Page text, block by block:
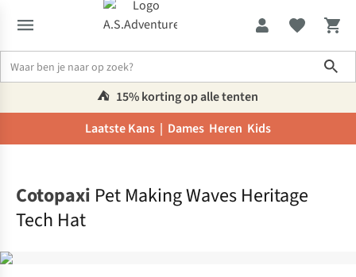
⛺️ 15% korting op alle tenten
Laatste Kans | Dames Heren Kids
Cotopaxi Pet Making Waves Heritage
Tech Hat